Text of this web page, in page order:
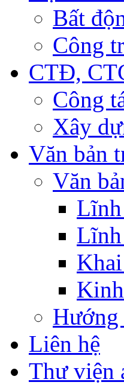
Bất
Công
CTĐ,
Công
Xây
Văn bản
Văn
Hướng
Liên hệ
Thư viện